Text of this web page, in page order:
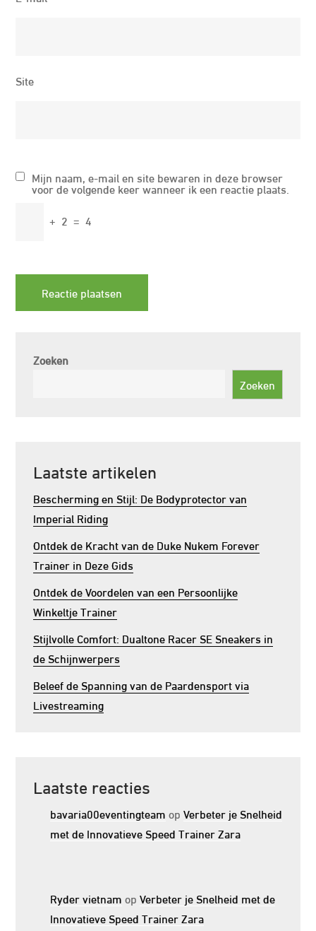
Site
Mijn naam, e-mail en site bewaren in deze browser
voor de volgende keer wanneer ik een reactie plaats.
+ 2 = 4
Zoeken
Zoeken
Laatste artikelen
Bescherming en Stijl: De Bodyprotector van
Imperial Riding
Ontdek de Kracht van de Duke Nukem Forever
Trainer in Deze Gids
Ontdek de Voordelen van een Persoonlijke
Winkeltje Trainer
Stijlvolle Comfort: Dualtone Racer SE Sneakers in
de Schijnwerpers
Beleef de Spanning van de Paardensport via
Livestreaming
Laatste reacties
bavaria00eventingteam opVerbeter je Snelheid
met de Innovatieve Speed Trainer Zara
Ryder vietnam opVerbeter je Snelheid met de
Innovatieve Speed Trainer Zara